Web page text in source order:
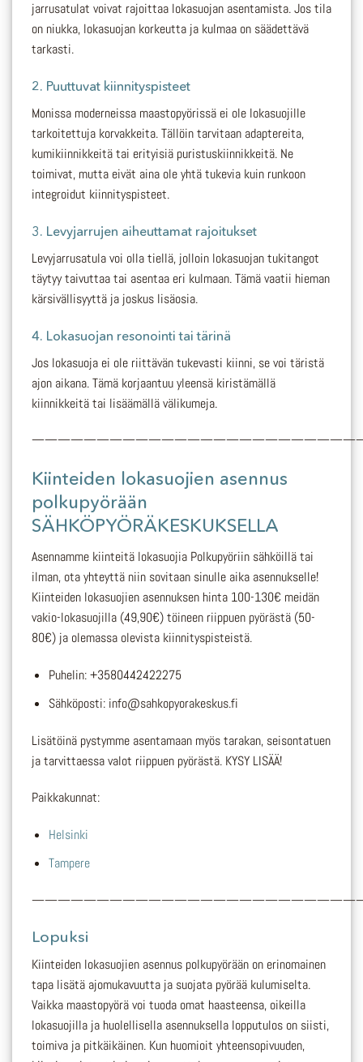
jarrusatulat voivat rajoittaa lokasuojan asentamista. Jos tila
on niukka, lokasuojan korkeutta ja kulmaa on säädettävä
tarkasti.
2. Puuttuvat kiinnityspisteet
Monissa moderneissa maastopyörissä ei ole lokasuojille
tarkoitettuja korvakkeita. Tällöin tarvitaan adaptereita,
kumikiinnikkeitä tai erityisiä puristuskiinnikkeitä. Ne
toimivat, mutta eivät aina ole yhtä tukevia kuin runkoon
integroidut kiinnityspisteet.
3. Levyjarrujen aiheuttamat rajoitukset
Levyjarrusatula voi olla tiellä, jolloin lokasuojan tukitangot
täytyy taivuttaa tai asentaa eri kulmaan. Tämä vaatii hieman
kärsivällisyyttä ja joskus lisäosia.
4. Lokasuojan resonointi tai tärinä
Jos lokasuoja ei ole riittävän tukevasti kiinni, se voi täristä
ajon aikana. Tämä korjaantuu yleensä kiristämällä
kiinnikkeitä tai lisäämällä välikumeja.
Kiinteiden lokasuojien asennus
polkupyörään
SÄHKÖPYÖRÄKESKUKSELLA
Asennamme kiinteitä lokasuojia Polkupyöriin sähköillä tai
ilman, ota yhteyttä niin sovitaan sinulle aika asennukselle!
Kiinteiden lokasuojien asennuksen hinta 100-130€ meidän
vakio-lokasuojilla (49,90€) töineen riippuen pyörästä (50-
80€) ja olemassa olevista kiinnityspisteistä.
Puhelin: +3580442422275
Sähköposti: info@sahkopyorakeskus.fi
Lisätöinä pystymme asentamaan myös tarakan, seisontatuen
ja tarvittaessa valot riippuen pyörästä. KYSY LISÄÄ!
Paikkakunnat:
Helsinki
Tampere
Lopuksi
Kiinteiden lokasuojien asennus polkupyörään on erinomainen
tapa lisätä ajomukavuutta ja suojata pyörää kulumiselta.
Vaikka maastopyörä voi tuoda omat haasteensa, oikeilla
lokasuojilla ja huolellisella asennuksella lopputulos on siisti,
toimiva ja pitkäikäinen. Kun huomioit yhteensopivuuden,